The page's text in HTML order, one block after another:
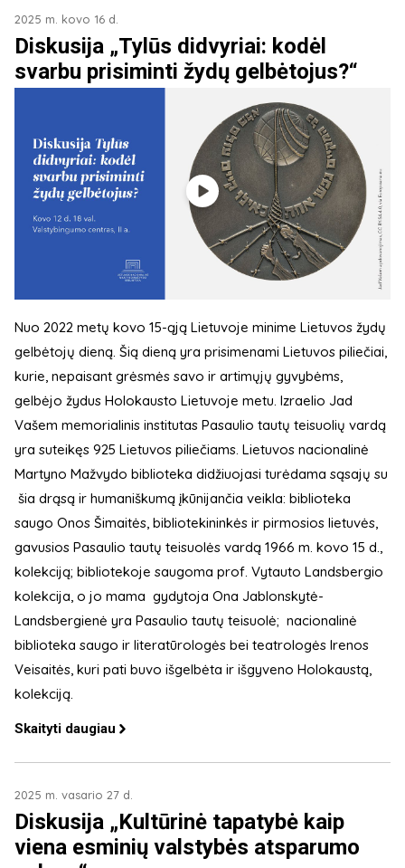
2025 m. kovo 16 d.
Diskusija „Tylūs didvyriai: kodėl
svarbu prisiminti žydų gelbėtojus?“
Nuo 2022 metų kovo 15-ąją Lietuvoje minime Lietuvos žydų
gelbėtojų dieną. Šią dieną yra prisimenami Lietuvos piliečiai,
kurie, nepaisant grėsmės savo ir artimųjų gyvybėms,
gelbėjo žydus Holokausto Lietuvoje metu. Izraelio Jad
Vašem memorialinis institutas Pasaulio tautų teisuolių vardą
yra suteikęs 925 Lietuvos piliečiams. Lietuvos nacionalinė
Martyno Mažvydo biblioteka didžiuojasi turėdama sąsajų su
šia drąsą ir humaniškumą įkūnijančia veikla: biblioteka
saugo Onos Šimaitės, bibliotekininkės ir pirmosios lietuvės,
gavusios Pasaulio tautų teisuolės vardą 1966 m. kovo 15 d.,
kolekciją; bibliotekoje saugoma prof. Vytauto Landsbergio
kolekcija, o jo mama gydytoja Ona Jablonskytė-
Landsbergienė yra Pasaulio tautų teisuolė; nacionalinė
biblioteka saugo ir literatūrologės bei teatrologės Irenos
Veisaitės, kuri pati buvo išgelbėta ir išgyveno Holokaustą,
kolekciją.
Skaityti daugiau
2025 m. vasario 27 d.
Diskusija „Kultūrinė tapatybė kaip
viena esminių valstybės atsparumo